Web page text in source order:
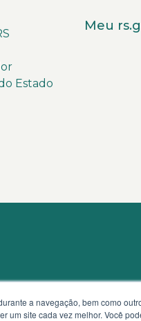
Estado
Meu
a navegação, bem como
um site cada vez melhor. Você